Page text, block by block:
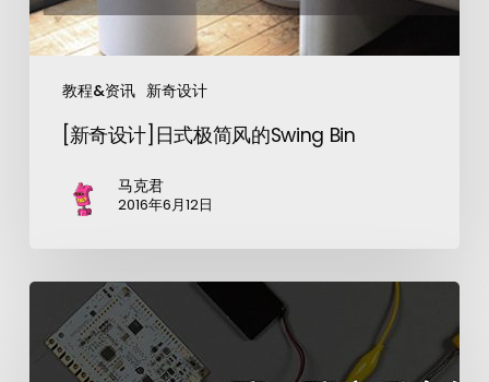
教程&资讯 新奇设计
[新奇设计]日式极简风的Swing Bin
马克君
2016年6月12日